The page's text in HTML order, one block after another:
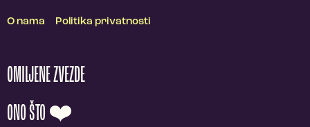
O nama Politika privatnosti
OMILJENE ZVEZDE
ONO ŠTO ❤️